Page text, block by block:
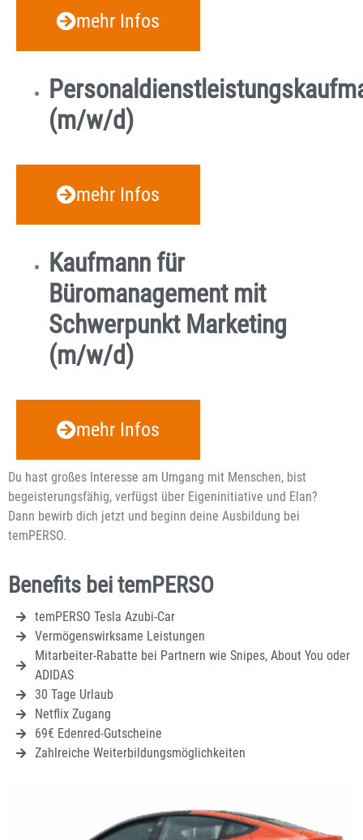
mehr Infos
(m/w/d)
mehr Infos
Kaufmann für
Büromanagement mit
Schwerpunkt Marketing
(m/w/d)
mehr Infos
Du hast großes Interesse am Umgang mit Menschen, bist
begeisterungsfähig, verfügst über Eigeninitiative und Elan?
Dann bewirb dich jetzt und beginn deine Ausbildung bei
temPERSO.
Benefits bei temPERSO
temPERSO Tesla Azubi-Car
Vermögenswirksame Leistungen
Mitarbeiter-Rabatte bei Partnern wie Snipes, About You oder
ADIDAS
30 Tage Urlaub
Netflix Zugang
69€ Edenred-Gutscheine
Zahlreiche Weiterbildungsmöglichkeiten